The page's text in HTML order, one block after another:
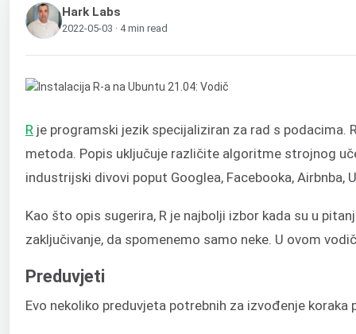
Hark Labs
2022-05-03 · 4 min read
R je programski jezik specijaliziran za rad s
metoda. Popis uključuje različite algoritme strojnog
industrijski divovi poput Googlea, Facebooka, Airbnba,
Kao što opis sugerira, R je najbolji izbor kada su u
zaključivanje, da spomenemo samo neke. U ovom
Preduvjeti
Evo nekoliko preduvjeta potrebnih za izvođenje koraka